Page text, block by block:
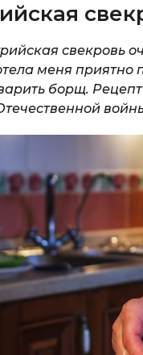
свекровь
меня приятно
борщ.